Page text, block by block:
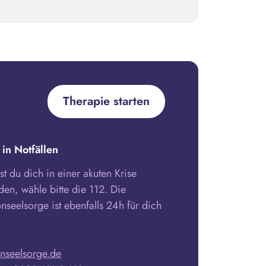
Therapie starten
Notfällen
du dich in einer akuten Krise
wähle bitte die 112. Die
ist ebenfalls 24h für dich